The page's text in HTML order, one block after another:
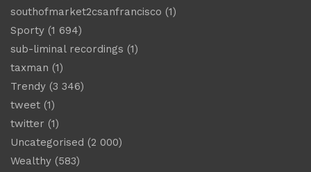
southofmarket2csanfrancisco (1)
Sporty (1 694)
sub-liminal recordings (1)
taxman (1)
Trendy (3 346)
tweet (1)
twitter (1)
Uncategorised (2 000)
Wealthy (583)